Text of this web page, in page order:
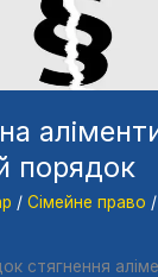
порядок
/Сімейне право
стягнення